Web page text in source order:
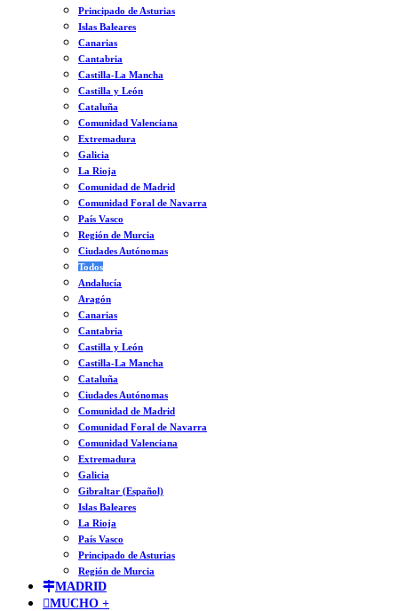
Principado de Asturias
Islas Baleares
Canarias
Cantabria
Castilla-La Mancha
Castilla y León
Cataluña
Comunidad Valenciana
Extremadura
Galicia
La Rioja
Comunidad de Madrid
Comunidad Foral de Navarra
País Vasco
Región de Murcia
Ciudades Autónomas
Todos
Andalucía
Aragón
Canarias
Cantabria
Castilla y León
Castilla-La Mancha
Cataluña
Ciudades Autónomas
Comunidad de Madrid
Comunidad Foral de Navarra
Comunidad Valenciana
Extremadura
Galicia
Gibraltar (Español)
Islas Baleares
La Rioja
País Vasco
Principado de Asturias
Región de Murcia
MADRID
MUCHO +